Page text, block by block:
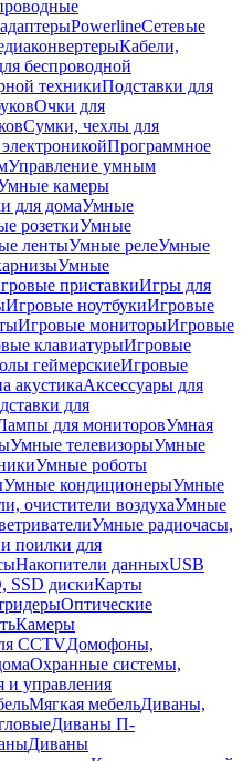
PowerlineСетевые
Кабели,
беспроводной
техникиПодставки для
Очки для
Сумки, чехлы для
Программное
Управление умным
камеры
для домаУмные
розеткиУмные
лентыУмные релеУмные
Умные
приставкиИгры для
Игровые ноутбукиИгровые
Игровые мониторыИгровые
клавиатурыИгровые
геймерскиеИгровые
акустикаАксессуары для
для
для мониторовУмная
Умные телевизорыУмные
Умные роботы
Умные кондиционерыУмные
очистители воздухаУмные
Умные радиочасы,
поилки для
Накопители данныхUSB
SSD дискиКарты
Оптические
Камеры
CCTVДомофоны,
Охранные системы,
и управления
Мягкая мебельДиваны,
Диваны П-
Диваны